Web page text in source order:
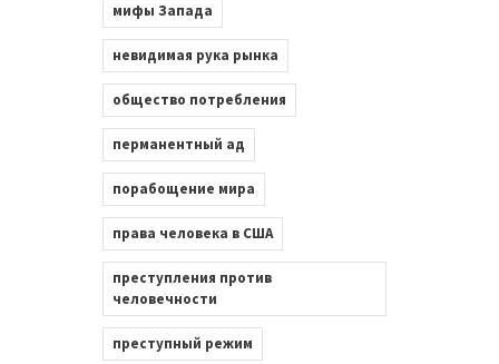
мифы Запада
невидимая рука рынка
общество потребления
перманентный ад
порабощение мира
права человека в США
преступления против
человечности
преступный режим